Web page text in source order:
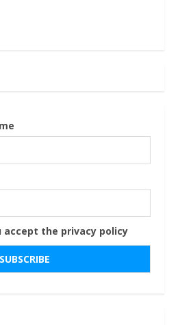
accept the privacy policy